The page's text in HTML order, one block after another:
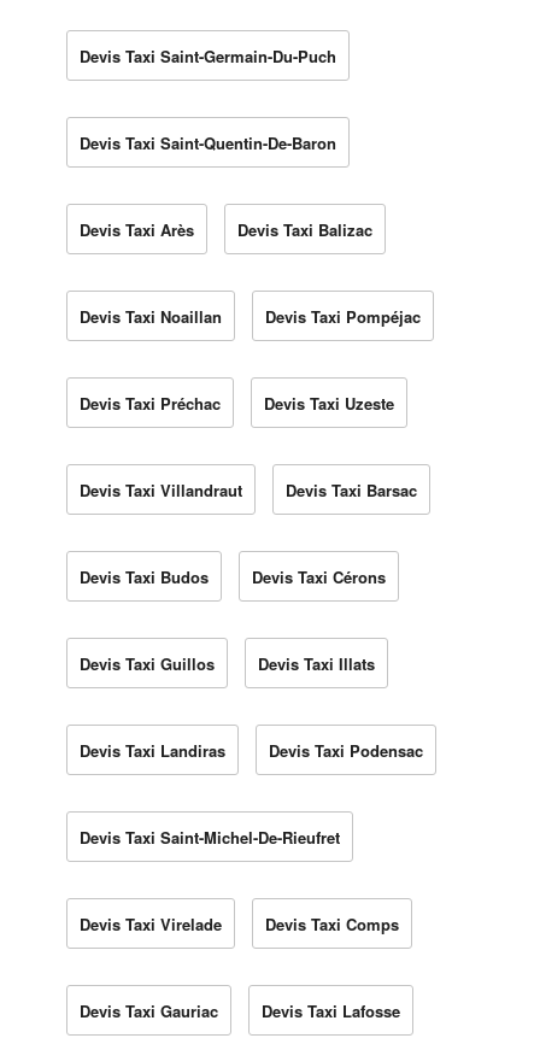
Devis Taxi Saint-Germain-Du-Puch
Devis Taxi Saint-Quentin-De-Baron
Devis Taxi Arès Devis Taxi Balizac
Devis Taxi Noaillan Devis Taxi Pompéjac
Devis Taxi Préchac Devis Taxi Uzeste
Devis Taxi Villandraut Devis Taxi Barsac
Devis Taxi Budos Devis Taxi Cérons
Devis Taxi Guillos Devis Taxi Illats
Devis Taxi Landiras Devis Taxi Podensac
Devis Taxi Saint-Michel-De-Rieufret
Devis Taxi Virelade Devis Taxi Comps
Devis Taxi Gauriac Devis Taxi Lafosse